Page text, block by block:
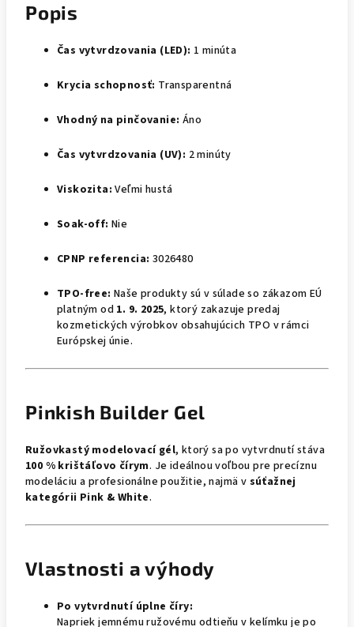
Popis
Čas vytvrdzovania (LED): 1 minúta
Krycia schopnosť: Transparentná
Vhodný na pinčovanie: Áno
Čas vytvrdzovania (UV): 2 minúty
Viskozita: Veľmi hustá
Soak-off: Nie
CPNP referencia: 3026480
TPO-free: Naše produkty sú v súlade so zákazom EÚ
platným od 1. 9. 2025, ktorý zakazuje predaj
kozmetických výrobkov obsahujúcich TPO v rámci
Európskej únie.
Pinkish Builder Gel
Ružovkastý modelovací gél, ktorý sa po vytvrdnutí stáva
100 % krištáľovo čírym. Je ideálnou voľbou pre precíznu
modeláciu a profesionálne použitie, najmä v súťažnej
kategórii Pink & White.
Vlastnosti a výhody
Po vytvrdnutí úplne číry:
Napriek jemnému ružovému odtieňu v kelímku je po